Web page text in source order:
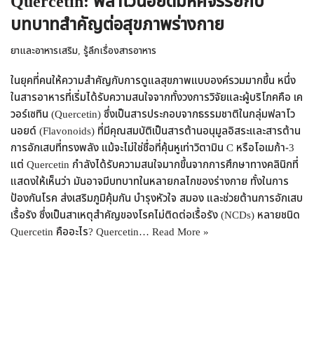
บทบาทสำคัญต่อสุขภาพร่างกาย
ยาและอาหารเสริม, รู้ลึกเรื่องสารอาหาร
ในยุคที่คนให้ความสำคัญกับการดูแลสุขภาพแบบองค์รวมมากขึ้น หนึ่ง
ในสารอาหารที่เริ่มได้รับความสนใจจากทั้งวงการวิจัยและผู้บริโภคคือ เค
วอร์เซทิน (Quercetin) ซึ่งเป็นสารประกอบจากธรรมชาติในกลุ่มฟลาโว
นอยด์ (Flavonoids) ที่มีคุณสมบัติเป็นสารต้านอนุมูลอิสระและสารต้าน
การอักเสบที่ทรงพลัง แม้จะไม่ใช่ชื่อที่คุ้นหูเท่าวิตามิน C หรือโอเมก้า-3
แต่ Quercetin กำลังได้รับความสนใจมากขึ้นจากการศึกษาทางคลินิกที่
แสดงให้เห็นว่า มันอาจมีบทบาทในหลายกลไกของร่างกาย ทั้งในการ
ป้องกันโรค ส่งเสริมภูมิคุ้มกัน บำรุงหัวใจ สมอง และช่วยต้านการอักเสบ
เรื้อรัง ซึ่งเป็นสาเหตุสำคัญของโรคไม่ติดต่อเรื้อรัง (NCDs) หลายชนิด
Quercetin คืออะไร? Quercetin… Read More »